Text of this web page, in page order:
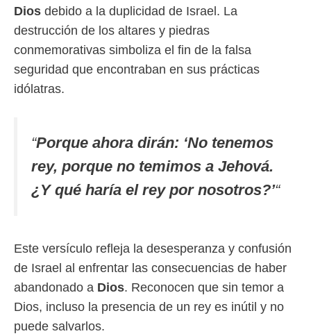
Dios debido a la duplicidad de Israel. La
destrucción de los altares y piedras
conmemorativas simboliza el fin de la falsa
seguridad que encontraban en sus prácticas
idólatras.
“Porque ahora dirán: ‘No tenemos
rey, porque no temimos a Jehová.
¿Y qué haría el rey por nosotros?’“
Este versículo refleja la desesperanza y confusión
de Israel al enfrentar las consecuencias de haber
abandonado a Dios. Reconocen que sin temor a
Dios, incluso la presencia de un rey es inútil y no
puede salvarlos.